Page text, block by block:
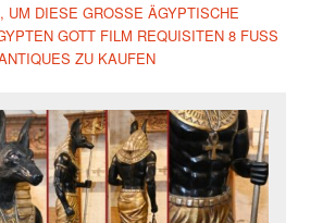
UM DIESE GROSSE ÄGYPTISCHE
GOTT FILM REQUISITEN 8 FUSS
ZU KAUFEN